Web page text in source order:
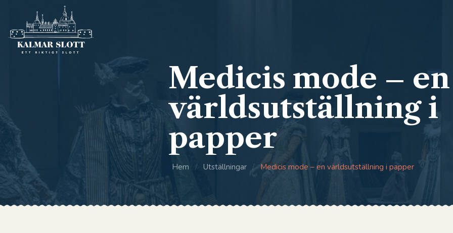
Medicis mode – en
världsutställning i
papper
Hem / Utställningar / Medicis mode – en världsutställning i papper